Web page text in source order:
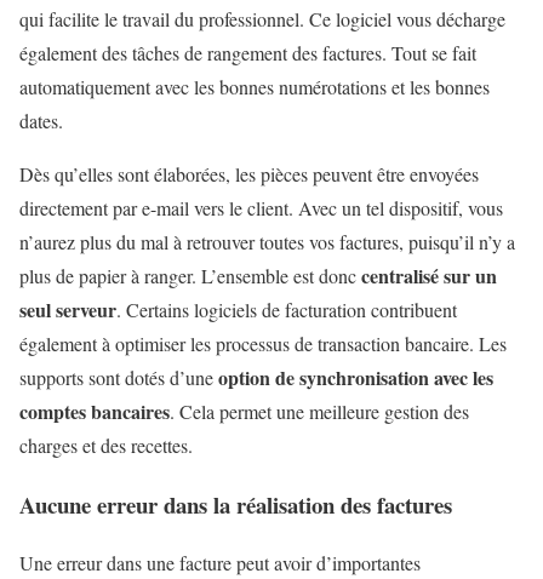
qui facilite le travail du professionnel. Ce logiciel vous décharge
également des tâches de rangement des factures. Tout se fait
automatiquement avec les bonnes numérotations et les bonnes
dates.
Dès qu’elles sont élaborées, les pièces peuvent être envoyées
directement par e-mail vers le client. Avec un tel dispositif, vous
n’aurez plus du mal à retrouver toutes vos factures, puisqu’il n’y a
plus de papier à ranger. L’ensemble est donccentralisé sur un
seul serveur. Certains logiciels de facturation contribuent
également à optimiser les processus de transaction bancaire. Les
supports sont dotés d’uneoption de synchronisation avec les
comptes bancaires. Cela permet une meilleure gestion des
charges et des recettes.
Aucune erreur dans la réalisation des factures
Une erreur dans une facture peut avoir d’importantes